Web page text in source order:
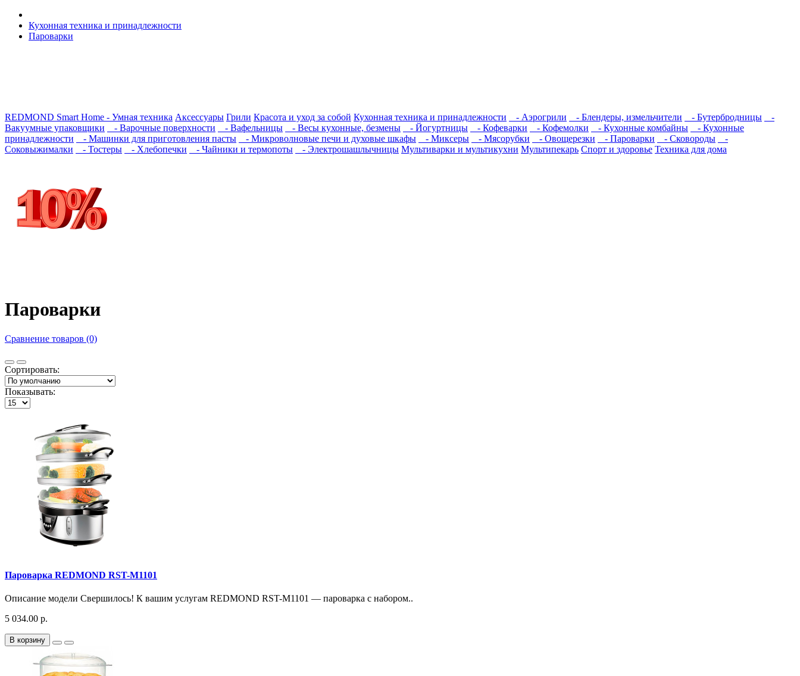
Кухонная техника и принадлежности
Пароварки
REDMOND Smart Home - Умная техника Аксессуары Грили Красота и уход за собой Кухонная техника и принадлежности - Аэрогрили - Блендеры, измельчители - Бутербродницы
-
Вакуумные упаковщики
- Варочные поверхности - Вафельницы - Весы кухонные, безмены - Йогуртницы - Кофеварки - Кофемолки - Кухонные комбайны
- Кухонные
принадлежности
- Машинки для приготовления пасты - Микроволновые печи и духовые шкафы - Миксеры - Мясорубки - Овощерезки - Пароварки - Сковороды
-
Соковыжималки
- Тостеры - Хлебопечки - Чайники и термопоты - Электрошашлычницы Мультиварки и мультикухни Мультипекарь Спорт и здоровье Техника для дома
Пароварки
Сравнение товаров (0)
Сортировать:
Показывать:
Пароварка REDMOND RST-M1101
Описание модели Свершилось! К вашим услугам REDMOND RST-M1101 — пароварка с набором..
5 034.00 р.
В корзину